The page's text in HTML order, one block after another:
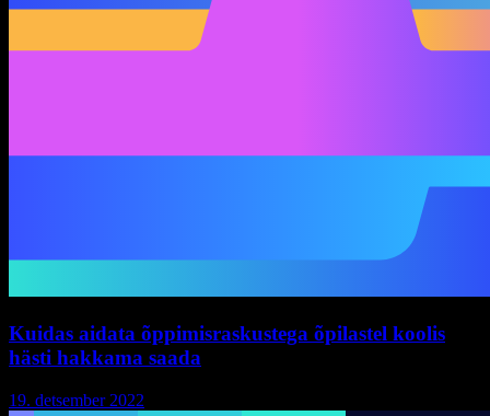
Kuidas aidata õppimisraskustega õpilastel koolis
hästi hakkama saada
19. detsember 2022